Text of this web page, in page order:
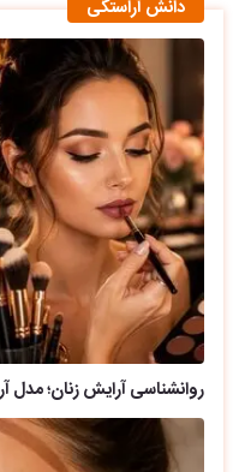
دانش آراستگی
روانشناسی آرایش زنان؛ مدل